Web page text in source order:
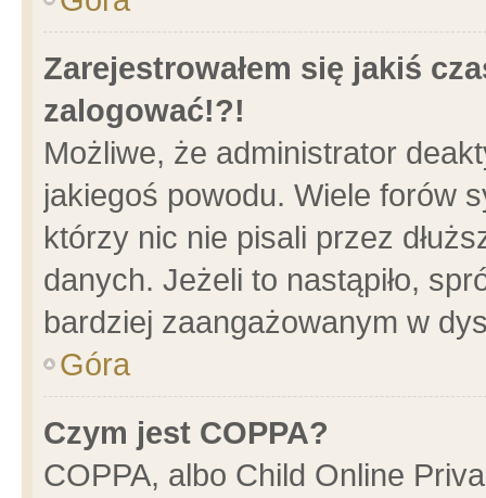
Zarejestrowałem się jakiś
zalogować!?!
Możliwe, że administrator
jakiegoś powodu. Wiele forów
którzy nic nie pisali przez
danych. Jeżeli to nastąpiło,
bardziej zaangażowanym w
Góra
Czym jest COPPA?
COPPA, albo Child Online